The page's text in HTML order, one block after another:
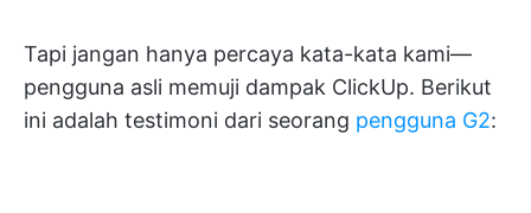
Tapi jangan hanya percaya kata-kata kami—
pengguna asli memuji dampak ClickUp. Berikut
ini adalah testimoni dari seorang pengguna G2: